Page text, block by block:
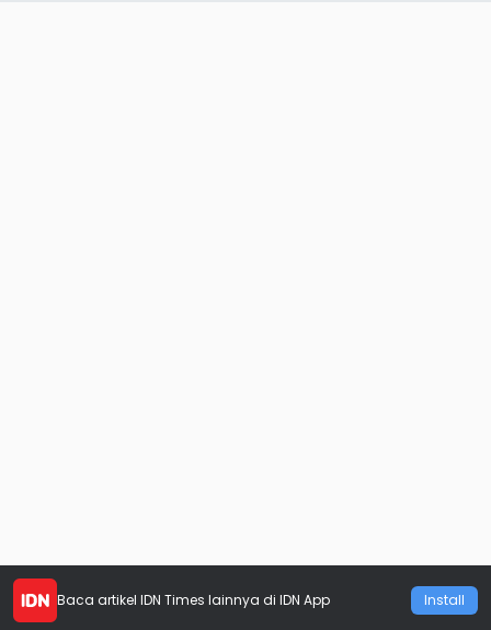
Baca artikel IDN Times lainnya di IDN App Install